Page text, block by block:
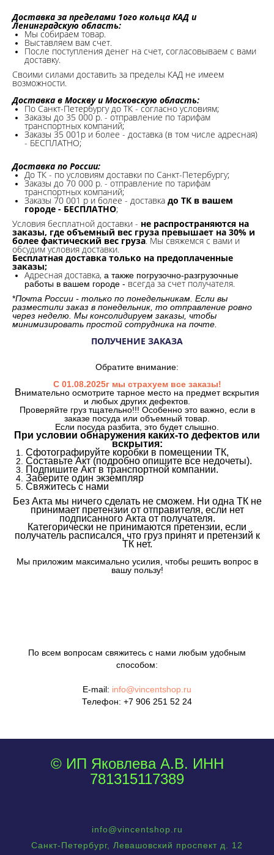
Доставка за пределами 1ого кольца КАД и
Ленинградскую область:
Мы собираем товар.
Выставляем вам счет.
После поступления денег на счет, согласовываем с вами
доставку.
Своими силами доставить за пределы КАД не имеем
возможности.​
Доставка в Москву и Московскую область:
По Санкт-Петербургу до ТК - согласно условиям;
Заказы до 35 000 р. - отправление по тарифам
транспортных компаний;
Заказы 35 001р и более - доставка (в том числе адресная)
- БЕСПЛАТНО;
Доставка по России:
До ТК - по условиям доставки по Санкт-Петербургу;
Заказы до 70 000 р. - отправление по тарифам
транспортных компаний;
Заказы 70 001 р и более - доставка до ТК в вашем
городе - БЕСПЛАТНО;
Условия бесплатной доставки - не распространяются на
заказы, где объемный вес груза превышает на 30% и
более фактический вес груза. Мы свяжемся с вами и
обсудим условия доставки.
Бесплатная доставка только на предоплаченные
заказы;
Адресная доставка, а также погрузочно-разгрузочные
работы в вашем городе - всегда за счет получателя.
*Почта России - только по понедельникам. Если вы
разместили заказ в понедельник, то отправление ровно
через неделю. Мы консолидируем заказы, чтобы
минимизировать простой сотрудника на почте.
ПОЛУЧЕНИЕ ЗАКАЗА
Обратите внимание:
С 01.08.2025г мы страхуем все заказы!
Внимательно осмотрите тарное место на предмет вскрытия
и любых других дефектов.
Проверяйте груз тщательно!!! Особенно это важно, если в
заказе посуда или объемный товар.
Если посуда разбита, это будет слышно.
При условии обнаружения каких-то дефектов или
вскрытия:
Сфотографируйте коробки в помещении ТК,
Составьте Акт (подробно опишите все недочеты).
Подпишите Акт в транспортной компании.
Заберите один экземпляр
Свяжитесь с нами
Без Акта мы ничего сделать не сможем. Ни одна ТК не
принимает претензии от отправителя, если нет
подписанного Акта от получателя.
Категорически не принимаются претензии, если
получатель расписался, что груз принят и претензий к
ТК нет.
Мы приложим максимально усилия, чтобы решить вопрос в
вашу пользу!
По всем вопросам свяжитесь с нами любым удобным
способом:
E-mail: info@vincentshop.ru
Телефон: +7 906 251 52 24
© ИП Яковлева А.В. ИНН
781315117389
info@vincentshop.ru
Санкт-Петербург, Левашовский проспект д. 12